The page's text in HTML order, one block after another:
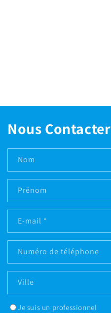
Nous Contacter
Nom
Prénom
E-mail *
Numéro de téléphone
Ville
Je suis un professionnel